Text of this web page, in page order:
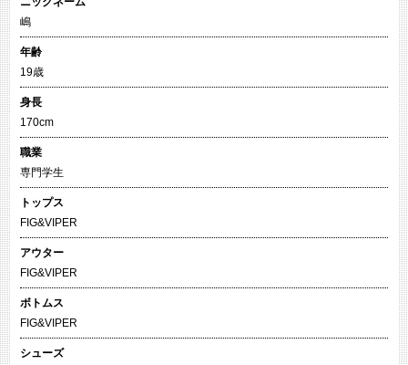
嶋
年齢
19歳
身長
170cm
職業
専門学生
トップス
FIG&VIPER
アウター
FIG&VIPER
ボトムス
FIG&VIPER
シューズ